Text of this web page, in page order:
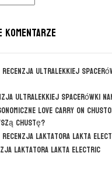
Recenzja ultralekkiej
ultralekkiej spacerówki
Love Carry on
chustę?
Recenzja laktatora Lakta
laktatora Lakta Electric